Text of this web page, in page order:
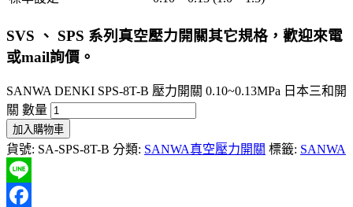
SVS 、 SPS 系列真空壓力開關其它規格，歡迎來電
或mail詢價。
SANWA DENKI SPS-8T-B 壓力開關 0.10~0.13MPa 日本三和開
關 數量
加入購物車
貨號: SA-SPS-8T-B 分類: SANWA真空壓力開關 標籤: SANWA
Line